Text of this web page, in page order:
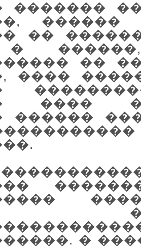
������
��
�
��
����
����
������
�